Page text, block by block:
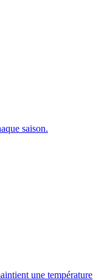
saison.
une température